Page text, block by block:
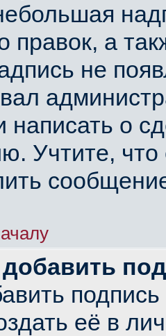
правок, а
не
написать о
Учтите,
добавить
её в